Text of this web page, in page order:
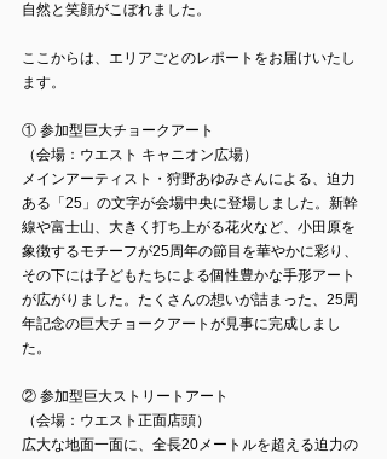
自然と笑顔がこぼれました。
ここからは、エリアごとのレポートをお届けいたし
ます。
① 参加型巨大チョークアート
（会場：ウエスト キャニオン広場）
メインアーティスト・狩野あゆみさんによる、迫力
ある「25」の文字が会場中央に登場しました。新幹
線や富士山、大きく打ち上がる花火など、小田原を
象徴するモチーフが25周年の節目を華やかに彩り、
その下には子どもたちによる個性豊かな手形アート
が広がりました。たくさんの想いが詰まった、25周
年記念の巨大チョークアートが見事に完成しまし
た。
② 参加型巨大ストリートアート
（会場：ウエスト正面店頭）
広大な地面一面に、全長20メートルを超える迫力の